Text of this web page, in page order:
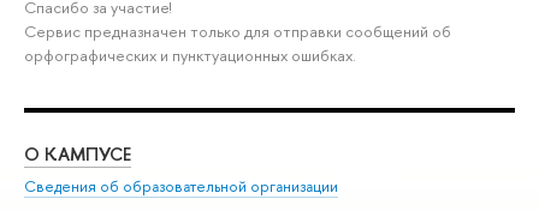
Спасибо за участие!
Сервис предназначен только для отправки сообщений об
орфографических и пунктуационных ошибках.
О КАМПУСЕ
Сведения об образовательной организации